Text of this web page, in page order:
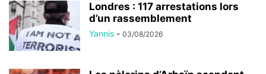
Londres : 117 arrestations lors
d’un rassemblement
Yannis - 03/08/2026